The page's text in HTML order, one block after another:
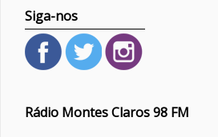
Siga-nos
Rádio Montes Claros 98 FM